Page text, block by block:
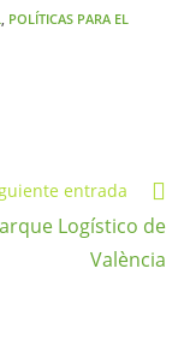
, POLÍTICAS PARA EL
entrada
Logístico de
València